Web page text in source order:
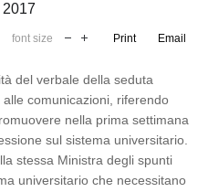
font size Print Email
del verbale della seduta
comunicazioni, riferendo
nella prima settimana
sul sistema universitario.
stessa Ministra degli spunti
universitario che necessitano